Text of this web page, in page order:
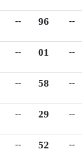
-- 96 --
-- 01 --
-- 58 --
-- 29 --
-- 52 --